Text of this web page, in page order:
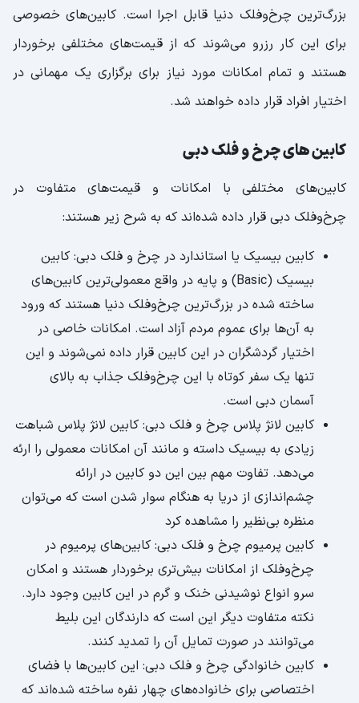
بزرگ‌ترین چرخ‌وفلک دنیا قابل اجرا است. کابین‌های خصوصی
برای این کار رزرو می‌شوند که از قیمت‌های مختلفی برخوردار
هستند و تمام امکانات مورد نیاز برای برگزاری یک مهمانی در
اختیار افراد قرار داده خواهند شد.
کابین های چرخ و فلک دبی
کابین‌های مختلفی با امکانات و قیمت‌های متفاوت در
چرخ‌وفلک دبی قرار داده شده‌اند که به شرح زیر هستند:
کابین بیسیک یا استاندارد در چرخ و فلک دبی: کابین
بیسیک (Basic) و پایه در واقع معمولی‌ترین کابین‌های
ساخته شده در بزرگ‌ترین چرخ‌وفلک دنیا هستند که ورود
به آن‌ها برای عموم مردم آزاد است. امکانات خاصی در
اختیار گردشگران در این کابین قرار داده نمی‌شوند و این
تنها یک سفر کوتاه با این چرخ‌وفلک جذاب به بالای
آسمان دبی است.
کابین لانژ پلاس چرخ و فلک دبی: کابین لانژ پلاس شباهت
زیادی به بیسیک داسته و مانند آن امکانات معمولی را ارئه
می‌دهد. تفاوت مهم بین این دو کابین در ارائه
چشم‌اندازی از دریا به هنگام سوار شدن است که می‌توان
منظره بی‌نظیر را مشاهده کرد
کابین پرمیوم چرخ و فلک دبی: کابین‌های پرمیوم در
چرخ‌وفلک از امکانات بیش‌تری برخوردار هستند و امکان
سرو انواع نوشیدنی خنک و گرم در این کابین وجود دارد.
نکته متفاوت دیگر این است که دارندگان این بلیط
می‌توانند در صورت تمایل آن را تمدید کنند.
کابین خانوادگی چرخ و فلک دبی: این کابین‌ها با فضای
اختصاصی برای خانواده‌های چهار نفره ساخته شده‌اند که